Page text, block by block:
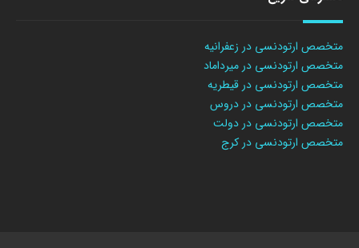
متخصص ارتودنسی در زعفرانیه
متخصص ارتودنسی در میرداماد
متخصص ارتودنسی در قیطریه
متخصص ارتودنسی در دروس
متخصص ارتودنسی در دولت
متخصص ارتودنسی در کرج